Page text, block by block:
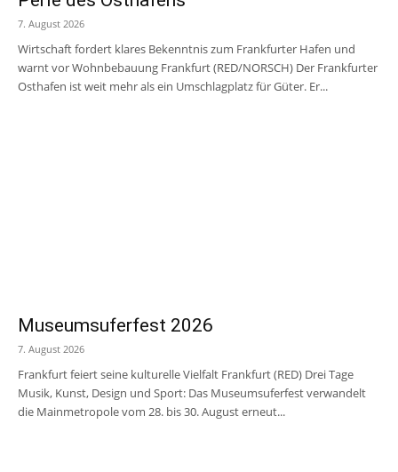
7. August 2026
Wirtschaft fordert klares Bekenntnis zum Frankfurter Hafen und
warnt vor Wohnbebauung Frankfurt (RED/NORSCH) Der Frankfurter
Osthafen ist weit mehr als ein Umschlagplatz für Güter. Er...
Museumsuferfest 2026
7. August 2026
Frankfurt feiert seine kulturelle Vielfalt Frankfurt (RED) Drei Tage
Musik, Kunst, Design und Sport: Das Museumsuferfest verwandelt
die Mainmetropole vom 28. bis 30. August erneut...